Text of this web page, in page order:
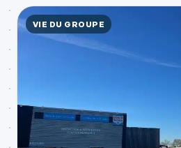
VIE DU GROUPE